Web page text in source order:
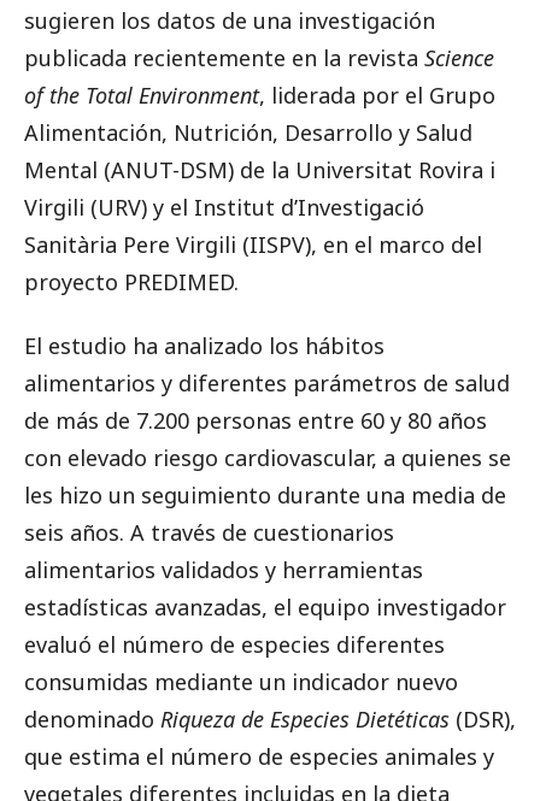
sugieren los datos de una investigación
publicada recientemente en la revista Science
of the Total Environment, liderada por el Grupo
Alimentación, Nutrición, Desarrollo y Salud
Mental (ANUT-DSM) de la Universitat Rovira i
Virgili (URV) y el Institut d’Investigació
Sanitària Pere Virgili (IISPV), en el marco del
proyecto PREDIMED.
El estudio ha analizado los hábitos
alimentarios y diferentes parámetros de salud
de más de 7.200 personas entre 60 y 80 años
con elevado riesgo cardiovascular, a quienes se
les hizo un seguimiento durante una media de
seis años. A través de cuestionarios
alimentarios validados y herramientas
estadísticas avanzadas, el equipo investigador
evaluó el número de especies diferentes
consumidas mediante un indicador nuevo
denominado Riqueza de Especies Dietéticas (DSR),
que estima el número de especies animales y
vegetales diferentes incluidas en la dieta